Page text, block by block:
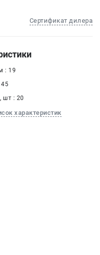
Сертификат дилера
: 19
шт : 20
характеристик